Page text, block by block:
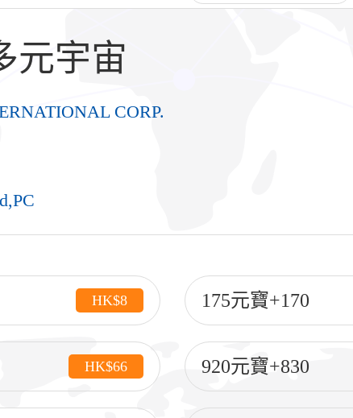
元宇宙
CORP.
HK$8 175元寶+170
HK$66 920元寶+830